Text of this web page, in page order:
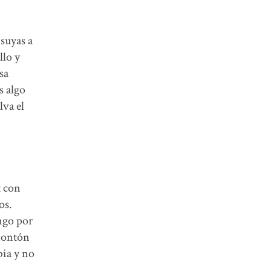
a
y
algo
el
con
por
y no